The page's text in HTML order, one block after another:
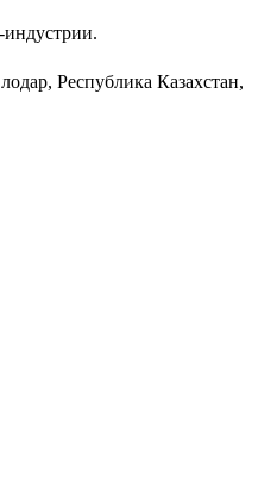
Республика Казахстан,